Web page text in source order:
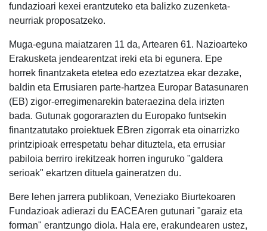
fundazioari kexei erantzuteko eta balizko zuzenketa-
neurriak proposatzeko.
Muga-eguna maiatzaren 11 da, Artearen 61. Nazioarteko
Erakusketa jendearentzat ireki eta bi egunera. Epe
horrek finantzaketa etetea edo ezeztatzea ekar dezake,
baldin eta Errusiaren parte-hartzea Europar Batasunaren
(EB) zigor-erregimenarekin bateraezina dela irizten
bada. Gutunak gogorarazten du Europako funtsekin
finantzatutako proiektuek EBren zigorrak eta oinarrizko
printzipioak errespetatu behar dituztela, eta errusiar
pabiloia berriro irekitzeak horren inguruko "galdera
serioak" ekartzen dituela gaineratzen du.
Bere lehen jarrera publikoan, Veneziako Biurtekoaren
Fundazioak adierazi du EACEAren gutunari "garaiz eta
forman" erantzungo diola. Hala ere, erakundearen ustez,